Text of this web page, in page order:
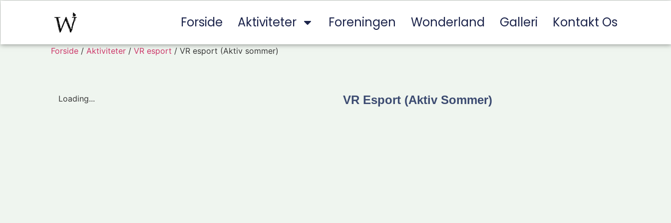
Forside Aktiviteter Foreningen Wonderland Galleri Kontakt Os
Forside / Aktiviteter / VR esport / VR esport (Aktiv sommer)
Loading... VR Esport (Aktiv Sommer)